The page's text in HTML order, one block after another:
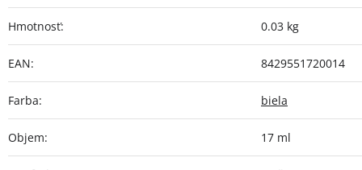
Hmotnosť: 0.03 kg
EAN: 8429551720014
Farba: biela
Objem: 17 ml